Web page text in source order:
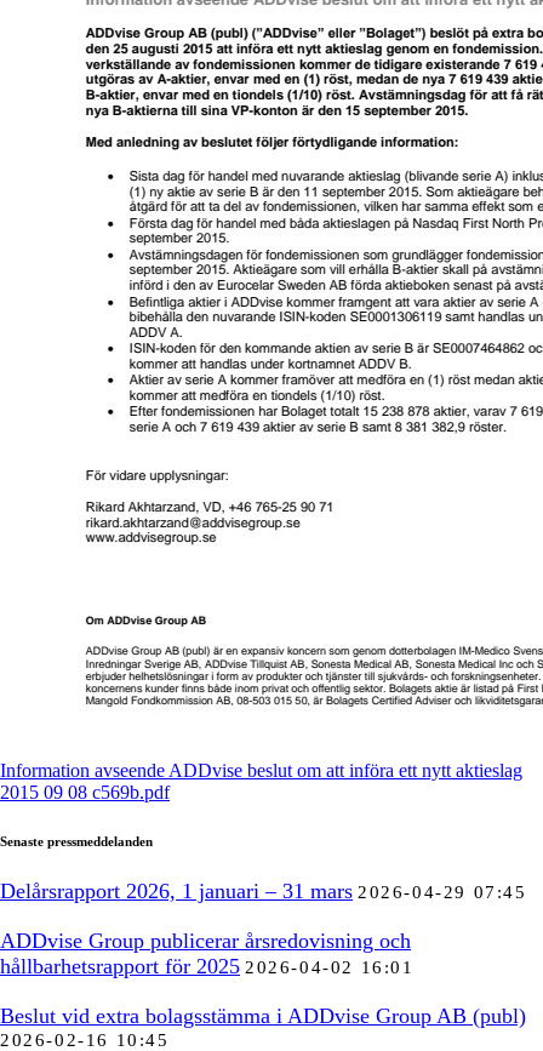
Information avseende ADDvise beslut om att införa ett nytt aktieslag
2015 09 08 c569b.pdf
Senaste pressmeddelanden
Delårsrapport 2026, 1 januari – 31 mars 2026-04-29 07:45
ADDvise Group publicerar årsredovisning och
hållbarhetsrapport för 2025 2026-04-02 16:01
Beslut vid extra bolagsstämma i ADDvise Group AB (publ)
2026-02-16 10:45